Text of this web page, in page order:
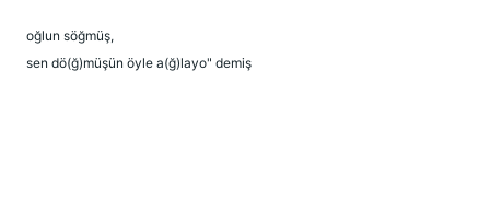
oğlun söğmüş,
sen dö(ğ)müşün öyle a(ğ)layo" demiş